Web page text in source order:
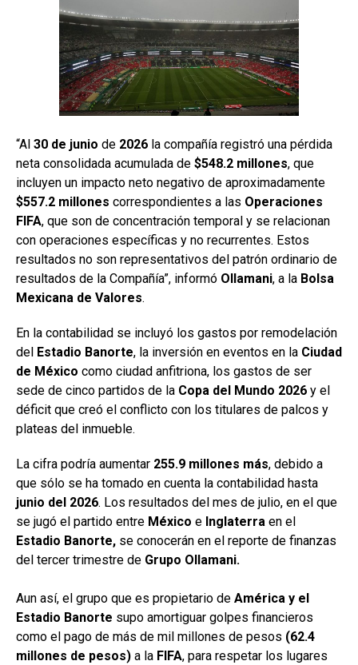
“Al 30 de junio de 2026 la compañía registró una pérdida
neta consolidada acumulada de $548.2 millones, que
incluyen un impacto neto negativo de aproximadamente
$557.2 millones correspondientes a las Operaciones
FIFA, que son de concentración temporal y se relacionan
con operaciones específicas y no recurrentes. Estos
resultados no son representativos del patrón ordinario de
resultados de la Compañía”, informó Ollamani, a la Bolsa
Mexicana de Valores.
En la contabilidad se incluyó los gastos por remodelación
del Estadio Banorte, la inversión en eventos en la Ciudad
de México como ciudad anfitriona, los gastos de ser
sede de cinco partidos de la Copa del Mundo 2026 y el
déficit que creó el conflicto con los titulares de palcos y
plateas del inmueble.
La cifra podría aumentar 255.9 millones más, debido a
que sólo se ha tomado en cuenta la contabilidad hasta
junio del 2026. Los resultados del mes de julio, en el que
se jugó el partido entre México e Inglaterra en el
Estadio Banorte, se conocerán en el reporte de finanzas
del tercer trimestre de Grupo Ollamani.
Aun así, el grupo que es propietario de América y el
Estadio Banorte supo amortiguar golpes financieros
como el pago de más de mil millones de pesos (62.4
millones de pesos) a la FIFA, para respetar los lugares